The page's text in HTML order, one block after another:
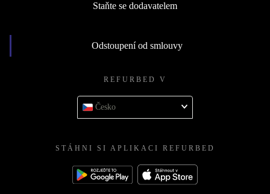
Staňte se dodavatelem
Odstoupení od smlouvy
REFURBED V
Česko
STÁHNI SI APLIKACI REFURBED